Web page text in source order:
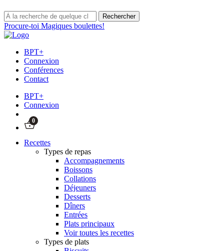
Procure-toi Magiques boulettes!
BPT+
Connexion
Conférences
Contact
BPT+
Connexion
0
Recettes
Types de repas
Accompagnements
Boissons
Collations
Déjeuners
Desserts
Dîners
Entrées
Plats principaux
Voir toutes les recettes
Types de plats